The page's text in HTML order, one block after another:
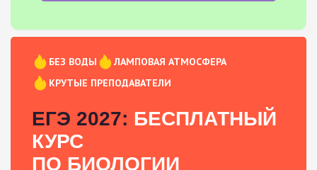
БЕЗ ВОДЫ
ЛАМПОВАЯ АТМОСФЕРА
КРУТЫЕ ПРЕПОДАВАТЕЛИ
ЕГЭ 2027: БЕСПЛАТНЫЙ
КУРС
ПО БИОЛОГИИ